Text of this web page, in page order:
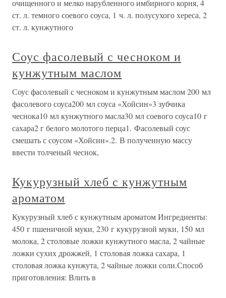
очищенного и мелко нарубленного имбирного корня, 4
ст. л. темного соевого соуса, 1 ч. л. полусухого хереса, 2
ст. л. кунжутного
Соус фасолевый с чесноком и
кунжутным маслом
Соус фасолевый с чесноком и кунжутным маслом 200 мл
фасолевого соуса200 мл соуса «Хойсин»3 зубчика
чеснока10 мл кунжутного масла30 мл соевого соуса10 г
сахара2 г белого молотого перца1. Фасолевый соус
смешать с соусом «Хойсин».2. В полученную массу
ввести толченый чеснок,
Кукурузный хлеб с кунжутным
ароматом
Кукурузный хлеб с кунжутным ароматом Ингредиенты:
450 г пшеничной муки, 230 г кукурузной муки, 150 мл
молока, 2 столовые ложки кунжутного масла, 2 чайные
ложки сухих дрожжей, 1 столовая ложка сахара, 1
столовая ложка кунжута, 2 чайные ложки соли.Способ
приготовления: Влить в